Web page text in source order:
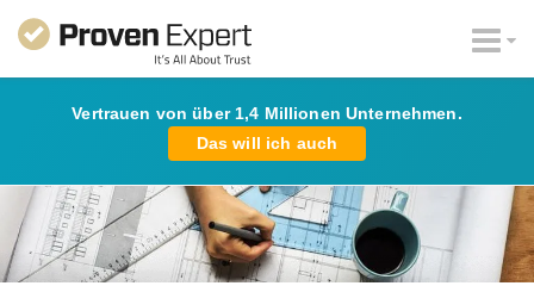
Vertrauen von über 1,4 Millionen Unternehmen.
Das will ich auch